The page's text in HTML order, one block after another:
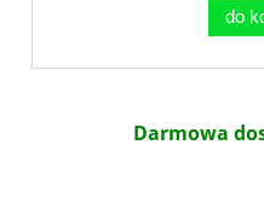
do
Darmowa